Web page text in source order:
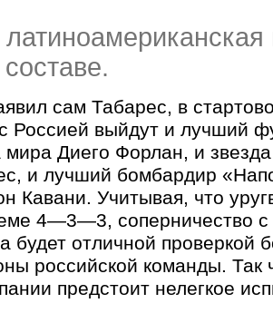
сам Табарес, в
Россией выйдут и лучший
мира Диего Форлан, и звезда
и лучший бомбардир «
Кавани. Учитывая, что
4—3—3, соперничество
будет отличной проверкой
российской команды.
предстоит нелегкое